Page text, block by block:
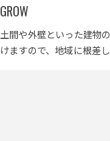
GROW
土間や外壁といった建物
けますので、地域に根差